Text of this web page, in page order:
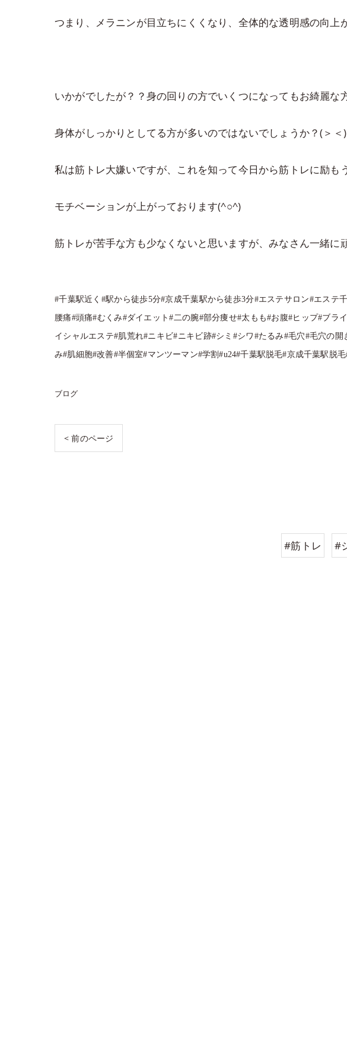
つまり、メラニンが目立ちにくくなり、全体的な透明感の向上
いかがでしたが？？身の回りの方でいくつになってもお綺麗な
身体がしっかりとしてる方が多いのではないでしょうか？(＞＜)
私は筋トレ大嫌いですが、これを知って今日から筋トレに励も
モチベーションが上がっております(^○^)
筋トレが苦手な方も少なくないと思いますが、みなさん一緒に
#千葉駅近く#駅から徒歩5分#京成千葉駅から徒歩3分#エステサロン#エス
腰痛#頭痛#むくみ#ダイエット#二の腕#部分痩せ#太もも#お腹#ヒップ#ブ
イシャルエステ#肌荒れ#ニキビ#ニキビ跡#シミ#シワ#たるみ#毛穴#毛穴の
み#肌細胞#改善#半個室#マンツーマン#学割#u24#千葉駅脱毛#京成千葉駅脱
ブログ
< 前のページ
#筋トレ #